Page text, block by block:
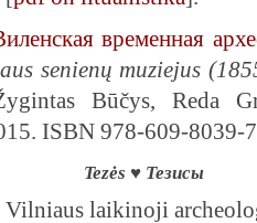
временная
senienų muziejus
Būčys, Reda
ISBN 978-609-8039-
Tezės ♥ Тезисы
Vilniaus laikinoji